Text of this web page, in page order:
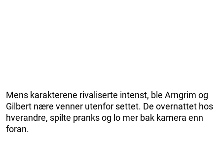
Mens karakterene rivaliserte intenst, ble Arngrim og
Gilbert nære venner utenfor settet. De overnattet hos
hverandre, spilte pranks og lo mer bak kamera enn
foran.